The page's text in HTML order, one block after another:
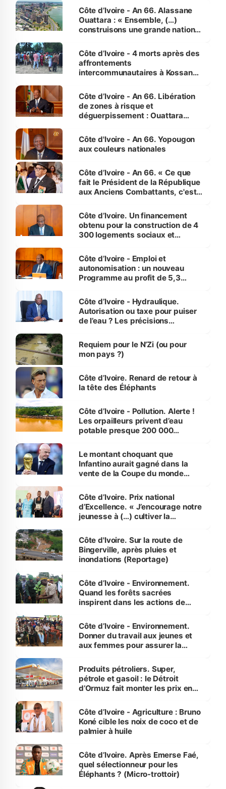
enfants
Côte d’Ivoire - An 66. Alassane
Ouattara : « Ensemble, (…)
construisons une grande nation
générations futures »
Côte d’Ivoire - 4 morts après des
affrontements
intercommunautaires à Kossandji
milieu des sinistrés
Côte d’Ivoire - An 66. Libération
de zones à risque et
déguerpissement : Ouattara
l'Etat de droit pour préserver les
vies humaines »
Côte d'Ivoire - An 66. Yopougon
aux couleurs nationales
Côte d’Ivoire - An 66. « Ce que
fait le Président de la République
aux Anciens Combattants, c'est
Côte d’Ivoire. Un financement
obtenu pour la construction de 4
300 logements sociaux et
et Yamoussoukro
Côte d’Ivoire - Emploi et
autonomisation : un nouveau
Programme au profit de 5,3
Côte d’Ivoire - Hydraulique.
Autorisation ou taxe pour puiser
de l’eau ? Les précisions
Requiem pour le N’Zi (ou pour
mon pays ?)
Côte d’Ivoire. Renard de retour à
la tête des Éléphants
Côte d’Ivoire - Pollution. Alerte !
Les orpailleurs privent d’eau
potable presque 200 000
Le montant choquant que
Infantino aurait gagné dans la
vente de la Coupe du monde
Côte d’Ivoire. Prix national
d’Excellence. « J’encourage notre
jeunesse à (…) cultiver la
(Alassane Ouattara
Côte d'Ivoire. Sur la route de
Bingerville, après pluies et
inondations (Reportage)
Côte d’Ivoire - Environnement.
Quand les forêts sacrées
inspirent dans les actions de
Côte d’Ivoire - Environnement.
Donner du travail aux jeunes et
aux femmes pour assurer la
menacées
Produits pétroliers. Super,
pétrole et gasoil : le Détroit
d’Ormuz fait monter les prix en
Côte d’Ivoire - Agriculture : Bruno
Koné cible les noix de coco et de
palmier à huile
Côte d’Ivoire. Après Emerse Faé,
quel sélectionneur pour les
Éléphants ? (Micro-trottoir)